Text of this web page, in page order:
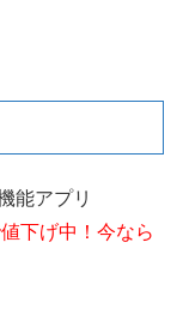
能アプリ
下げ中！今なら